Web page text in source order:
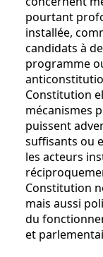
pourtant
installée,
candidats à
programme
Constitution
mécanismes
puissent
suffisants ou
les acteurs
Constitution
mais aussi
du
et